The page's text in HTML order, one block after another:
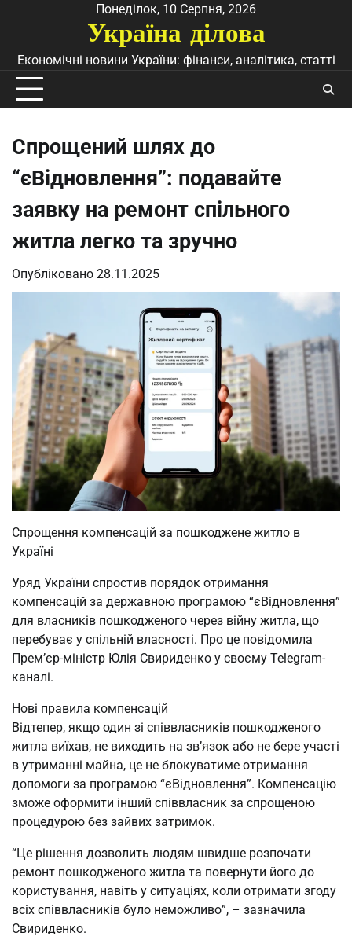
Понеділок, 10 Серпня, 2026
Україна ділова
Економічні новини України: фінанси, аналітика, статті
Спрощений шлях до
“єВідновлення”: подавайте
заявку на ремонт спільного
житла легко та зручно
Опубліковано 28.11.2025
Спрощення компенсацій за пошкоджене житло в
Україні
Уряд України спростив порядок отримання
компенсацій за державною програмою “єВідновлення”
для власників пошкодженого через війну житла, що
перебуває у спільній власності. Про це повідомила
Прем’єр-міністр Юлія Свириденко у своєму Telegram-
каналі.
Нові правила компенсацій
Відтепер, якщо один зі співвласників пошкодженого
житла виїхав, не виходить на зв’язок або не бере участі
в утриманні майна, це не блокуватиме отримання
допомоги за програмою “єВідновлення”. Компенсацію
зможе оформити інший співвласник за спрощеною
процедурою без зайвих затримок.
“Це рішення дозволить людям швидше розпочати
ремонт пошкодженого житла та повернути його до
користування, навіть у ситуаціях, коли отримати згоду
всіх співвласників було неможливо”, – зазначила
Свириденко.